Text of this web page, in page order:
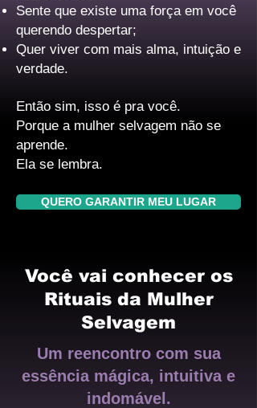
Sente que existe uma força em você
querendo despertar;
Quer viver com mais alma, intuição e
verdade.
Então sim, isso é pra você.
Porque a mulher selvagem não se
aprende.
Ela se lembra.
QUERO GARANTIR MEU LUGAR
Você vai conhecer os
Rituais da Mulher
Selvagem
Um reencontro com sua
essência mágica, intuitiva e
indomável.